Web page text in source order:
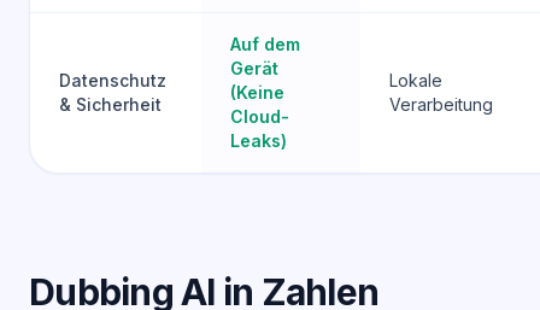
Datenschutz
& Sicherheit
Auf dem
Gerät
(Keine
Cloud-
Leaks)
Lokale
Verarbeitung
Dubbing AI in Zahlen